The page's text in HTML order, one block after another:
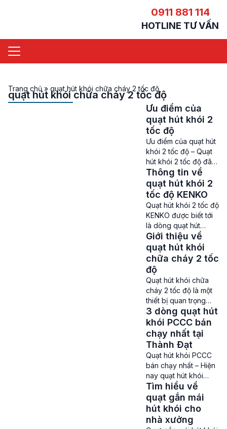
0911 881 114
HOTLINE TƯ VẤN
Trang chủ » quạt hút khói chữa cháy 2 tốc độ
quạt hút khói chữa cháy 2 tốc độ
Ưu điểm của
quạt hút khói 2
tốc độ
Ưu điểm của quạt hút
khói 2 tốc độ – Quạt
hút khói 2 tốc độ đã
và đang trở thành 1
trong những lựa chọn
hàng đầu của rất
nhiều doanh nghiệp,
nhà thầu, chủ đầu tư
khi xây dựng các tòa
nhà cao tầng, trung
tâm thương mại và
các xưởng sản xuất,
[…]
Thông tin về
quạt hút khói 2
tốc độ KENKO
Quạt hút khói 2 tốc độ
KENKO được biết tới
là dòng quạt hút
công nghiệp có khả
năng thông gió, hút
khói hiệu quả được
nhiều nhà thầu, chủ
đầu tư lựa chọn sử
dụng. Dòng quạt có ý
nghĩa vô cùng quan
trọng đối với các nhà
xưởng, xưởng sản
xuất, tòa nhà […]
Giới thiệu về
quạt hút khói
chữa cháy 2 tốc
độ
Quạt hút khói chữa
cháy 2 tốc độ là một
thiết bị quan trọng
trong hệ thống PCCC
được sử dụng trong
các tòa nhà cao tầng,
nhà xưởng, hầm gửi
xe và các khu vực có
nguy cơ cháy nổ cao.
Để giúp mọi người có
thể hiểu rõ hơn về
dòng quạt này […]
3 dòng quạt hút
khói PCCC bán
chạy nhất tại
Thành Đạt
Quạt hút khói PCCC
bán chạy nhất – Hiện
nay quạt hút khói
PCCC không chỉ
được coi là một thiết
bị quan trọng trong
việc trang bị cho các
hệ thống phòng
Tìm hiểu về
quạt gắn mái
hút khói cho
nhà xưởng